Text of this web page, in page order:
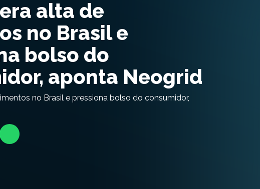
alta de
no Brasil e
bolso do
aponta Neogrid
no Brasil e pressiona bolso do consumidor,